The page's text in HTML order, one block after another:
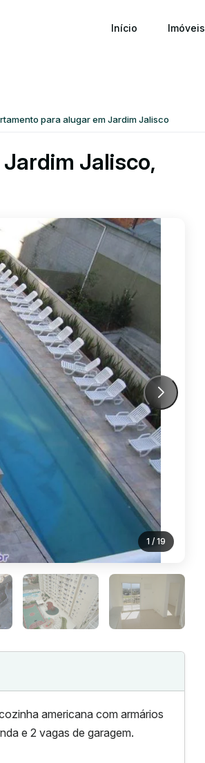
Início Imóveis
para alugar em Jardim Jalisco
Jalisco,
1 / 19
americana com armários
e 2 vagas de garagem.